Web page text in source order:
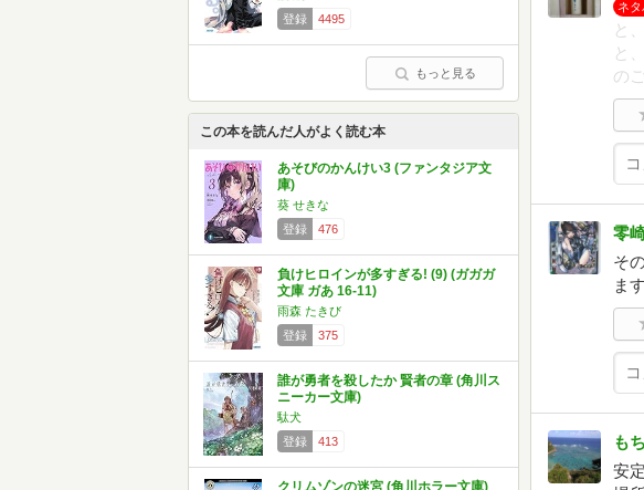
登録
4495
もっと見る
この本を読んだ人がよく読む本
あそびのかんけい3 (ファンタジア文
庫)
葵 せきな
登録
476
負けヒロインが多すぎる! (9) (ガガガ
文庫 ガあ 16-11)
雨森 たきび
登録
375
誰が勇者を殺したか 賢者の章 (角川ス
ニーカー文庫)
駄犬
登録
413
クリムゾンの迷宮 (角川ホラー文庫)
ネタ
と
と
の
零
そ
ま
もち
安